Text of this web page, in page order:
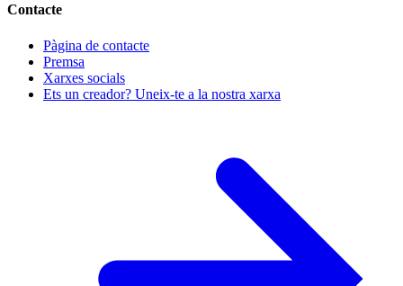
Contacte
Pàgina de contacte
Premsa
Xarxes socials
Ets un creador? Uneix-te a la nostra xarxa